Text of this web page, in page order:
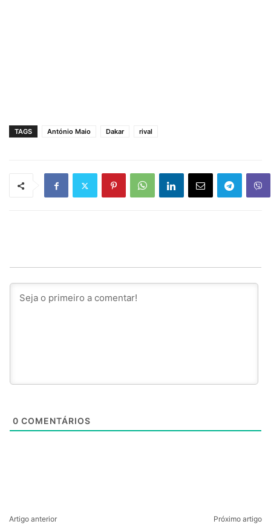
TAGS António Maio Dakar rival
0 COMENTÁRIOS
Artigo anterior Próximo artigo